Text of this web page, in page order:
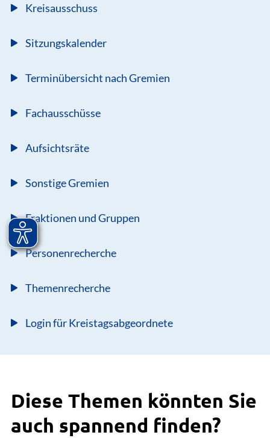
Kreisausschuss
Sitzungskalender
Terminübersicht nach Gremien
Fachausschüsse
Aufsichtsräte
Sonstige Gremien
Fraktionen und Gruppen
Personenrecherche
Themenrecherche
Login für Kreistagsabgeordnete
Diese Themen könnten Sie
auch spannend finden?